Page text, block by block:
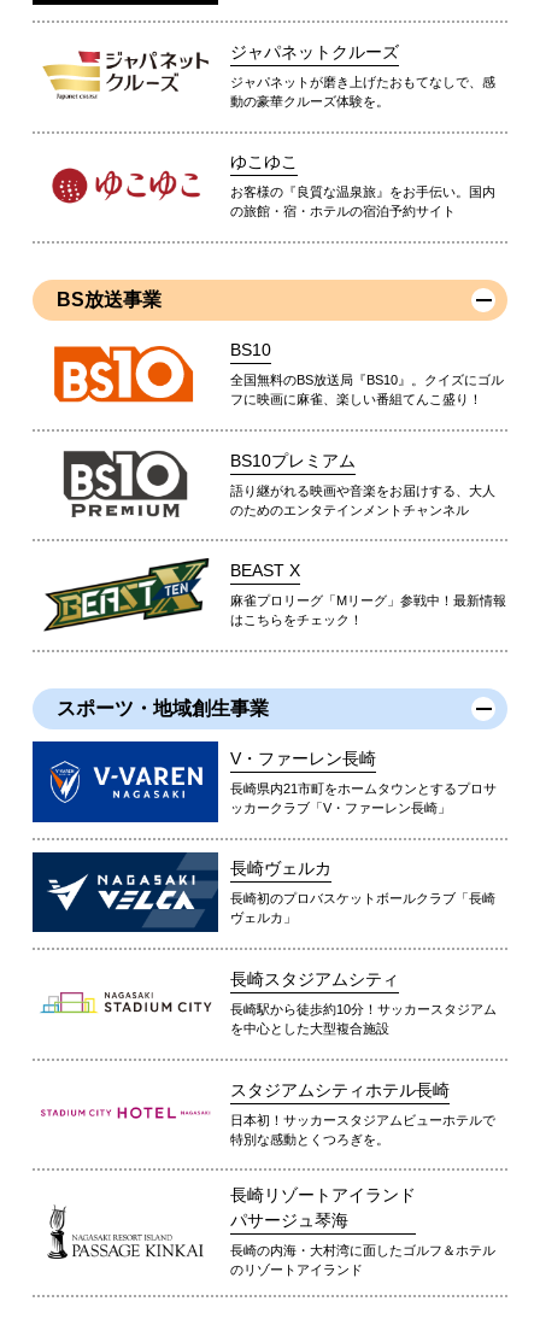
ジャパネットクルーズ
ジャパネットが磨き上げたおもてなしで、感
動の豪華クルーズ体験を。
ゆこゆこ
お客様の『良質な温泉旅』をお手伝い。国内
の旅館・宿・ホテルの宿泊予約サイト
BS放送事業
BS10
全国無料のBS放送局『BS10』。クイズにゴル
フに映画に麻雀、楽しい番組てんこ盛り！
BS10プレミアム
語り継がれる映画や音楽をお届けする、大人
のためのエンタテインメントチャンネル
BEAST X
麻雀プロリーグ「Mリーグ」参戦中！最新情報
はこちらをチェック！
スポーツ・地域創生事業
V・ファーレン長崎
長崎県内21市町をホームタウンとするプロサ
ッカークラブ「V・ファーレン長崎」
長崎ヴェルカ
長崎初のプロバスケットボールクラブ「長崎
ヴェルカ」
長崎スタジアムシティ
長崎駅から徒歩約10分！サッカースタジアム
を中心とした大型複合施設
スタジアムシティホテル長崎
日本初！サッカースタジアムビューホテルで
特別な感動とくつろぎを。
長崎リゾートアイランド
パサージュ琴海
長崎の内海・大村湾に面したゴルフ＆ホテル
のリゾートアイランド